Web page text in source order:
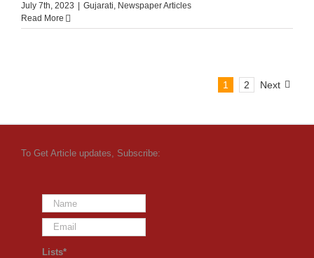
July 7th, 2023 Gujarati, Newspaper Articles
Read More
1 2 Next
To Get Article updates, Subscribe:
Lists*